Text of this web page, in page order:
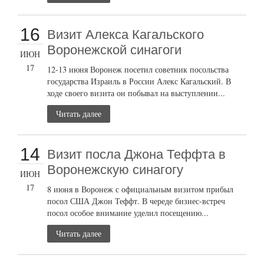
16
ИЮН
17
Визит Алекса Кагальского
Воронежской синагоги
12-13 июня Воронеж посетил советник посольства
государства Израиль в России Алекс Кагальский. В
ходе своего визита он побывал на выступлении...
Читать далее
14
ИЮН
17
Визит посла Джона Теффта в
Воронежскую синагогу
8 июня в Воронеж с официальным визитом прибыл
посол США Джон Теффт. В череде бизнес-встреч
посол особое внимание уделил посещению...
Читать далее